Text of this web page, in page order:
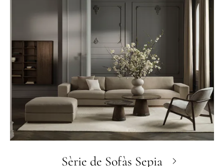
Sèrie de Sofàs Sepia